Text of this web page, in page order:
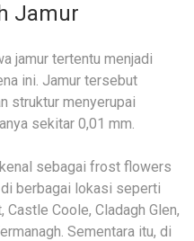
Jamur
jamur tertentu menjadi
ini. Jamur tersebut
struktur menyerupai
sekitar 0,01 mm.
sebagai frost flowers
berbagai lokasi seperti
Coole, Cladagh Glen,
Sementara itu, di